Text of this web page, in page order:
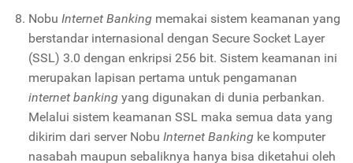
Nobu Internet Bankingmemakai sistem keamanan yang
berstandar internasional dengan Secure Socket Layer
(SSL) 3.0 dengan enkripsi 256 bit. Sistem keamanan ini
merupakan lapisan pertama untuk pengamanan
internet bankingyang digunakan di dunia perbankan.
Melalui sistem keamanan SSL maka semua data yang
dikirim dari server Nobu Internet Bankingke komputer
nasabah maupun sebaliknya hanya bisa diketahui oleh